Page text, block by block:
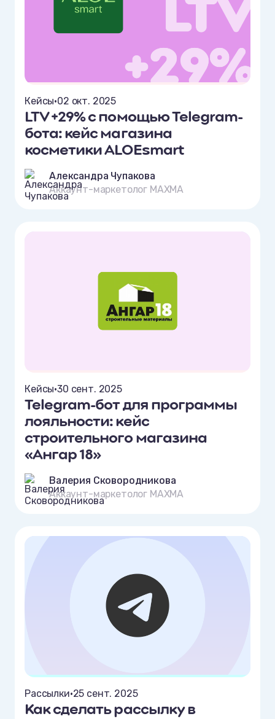
Кейсы•02 окт. 2025
LTV +29% с помощью Telegram-
бота: кейс магазина
косметики ALOEsmart
Александра Чупакова
Аккаунт-маркетолог MAXMA
Кейсы•30 сент. 2025
Telegram-бот для программы
лояльности: кейс
строительного магазина
«Ангар 18»
Валерия Сковородникова
Аккаунт-маркетолог MAXMA
Рассылки•25 сент. 2025
Как сделать рассылку в